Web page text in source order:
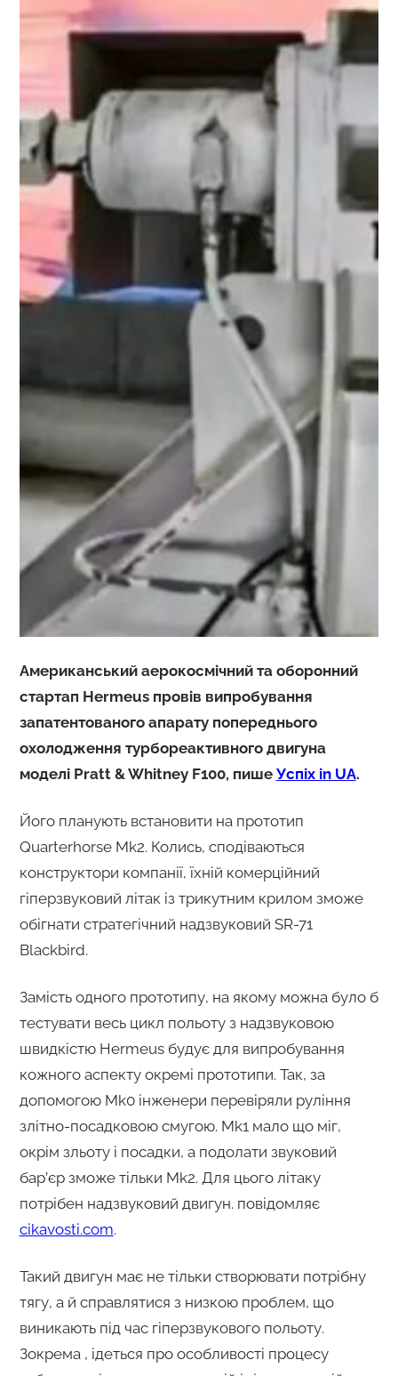
Американський аерокосмічний та оборонний
стартап Hermeus провів випробування
запатентованого апарату попереднього
охолодження турбореактивного двигуна
моделі Pratt & Whitney F100, пише Успіх in UA.
Його планують встановити на прототип
Quarterhorse Mk2. Колись, сподіваються
конструктори компанії, їхній комерційний
гіперзвуковий літак із трикутним крилом зможе
обігнати стратегічний надзвуковий SR-71
Blackbird.
Замість одного прототипу, на якому можна було б
тестувати весь цикл польоту з надзвуковою
швидкістю Hermeus будує для випробування
кожного аспекту окремі прототипи. Так, за
допомогою Mk0 інженери перевіряли руління
злітно-посадковою смугою. Mk1 мало що міг,
окрім зльоту і посадки, а подолати звуковий
бар’єр зможе тільки Mk2. Для цього літаку
потрібен надзвуковий двигун. повідомляє
cikavosti.com.
Такий двигун має не тільки створювати потрібну
тягу, а й справлятися з низкою проблем, що
виникають під час гіперзвукового польоту.
Зокрема , ідеться про особливості процесу